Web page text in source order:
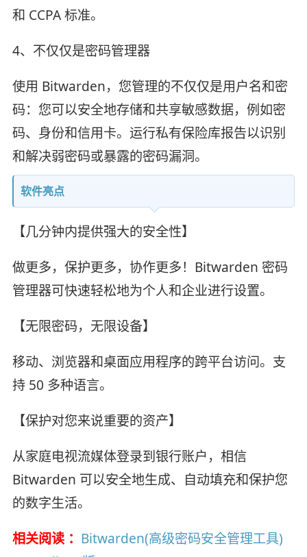
和 CCPA 标准。
4、不仅仅是密码管理器
使用 Bitwarden，您管理的不仅仅是用户名和密
码：您可以安全地存储和共享敏感数据，例如密
码、身份和信用卡。运行私有保险库报告以识别
和解决弱密码或暴露的密码漏洞。
软件亮点
【几分钟内提供强大的安全性】
做更多，保护更多，协作更多！Bitwarden 密码
管理器可快速轻松地为个人和企业进行设置。
【无限密码，无限设备】
移动、浏览器和桌面应用程序的跨平台访问。支
持 50 多种语言。
【保护对您来说重要的资产】
从家庭电视流媒体登录到银行账户，相信
Bitwarden 可以安全地生成、自动填充和保护您
的数字生活。
相关阅读 ： Bitwarden(高级密码安全管理工具)